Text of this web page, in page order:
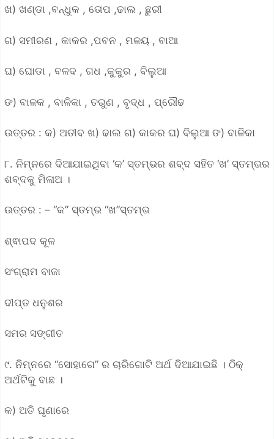
ଖ) ଖଣ୍ଡା ,ବନ୍ଧୁକ , ତୋପ ,ଢାଲ , ଛୁରୀ
ଗ) ସମୀରଣ , କାକର ,ପବନ , ମଳୟ , ବାଆ
ଘ) ଘୋଡା , ବଳଦ , ଗଧ ,କୁକୁର , ବିଲୁଆ
ଙ) ବାଳକ , ବାଳିକା , ତରୁଣ , ବୃଦ୍ଧ , ପ୍ରୌଢ
ଉତ୍ତର : କ) ଅତୀବ ଖ) ଢାଲ ଗ) କାକର ଘ) ବିଲୁଆ ଙ) ବାଳିକା
୮. ନିମ୍ନରେ ଦିଆଯାଇଥିବା ‘କ’ ସ୍ତମ୍ଭର ଶବ୍ଦ ସହିତ ‘ଖ’ ସ୍ତମ୍ଭର
ଶବ୍ଦକୁ ମିଳାଅ ।
ଉତ୍ତର : – “କ” ସ୍ତମ୍ଭ “ଖ”ସ୍ତମ୍ଭ
ଶ୍ଵାପଦ କୂଳ
ସଂଗ୍ରାମ ବାଜା
ଦୀପ୍ତ ଧନୁଶର
ସମର ସଙ୍ଗୀତ
୯. ନିମ୍ନରେ “ସୋହାଗେ” ର ଚାରିଗୋଟି ଅର୍ଥ ଦିଆଯାଇଛି । ଠିକ୍
ଅର୍ଥଟିକୁ ବାଛ ।
କ) ଅତି ଘୃଣାରେ